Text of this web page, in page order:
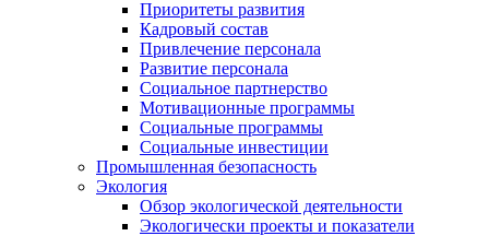
Приоритеты развития
Кадровый состав
Привлечение персонала
Развитие персонала
Социальное партнерство
Мотивационные программы
Социальные программы
Социальные инвестиции
Промышленная безопасность
Экология
Обзор экологической деятельности
Экологически проекты и показатели